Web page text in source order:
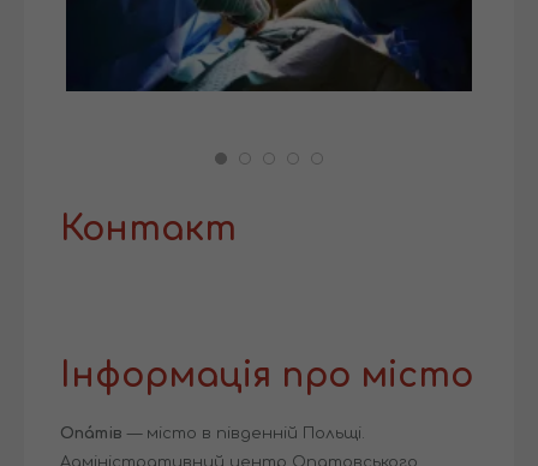
Контакт
Інформація про місто
Опа́тів— місто в південній Польщі.
Адміністративний центр Опатовського